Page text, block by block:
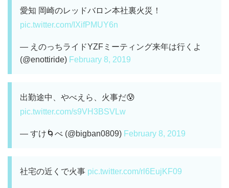
愛知 岡崎のレッドバロン本社裏火災！
pic.twitter.com/IXifPMUY6n
— えのっちライドYZFミーティング来年は行くよ
(@enottiride) February 8, 2019
出勤途中、やべえら、火事だ😰
pic.twitter.com/s9VH3BSVLw
— すけ🌀べ (@bigban0809) February 8, 2019
社宅の近くで火事 pic.twitter.com/rl6EujKF09